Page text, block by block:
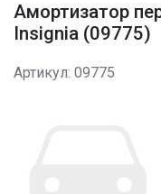
Амортизатор
Insignia (09775)
Артикул: 09775